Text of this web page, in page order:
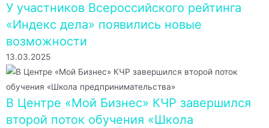
У участников Всероссийского рейтинга
«Индекс дела» появились новые
возможности
13.03.2025
В Центре «Мой Бизнес» КЧР завершился
второй поток обучения «Школа